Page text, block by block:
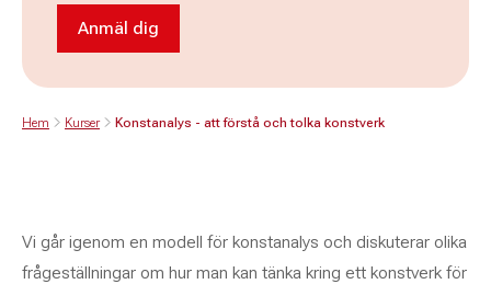
Anmäl dig till Konstanalys - att förstå och
Anmäl dig
Hem Kurser Konstanalys - att förstå och tolka konstverk
Vi går igenom en modell för konstanalys och diskuterar olika
frågeställningar om hur man kan tänka kring ett konstverk för